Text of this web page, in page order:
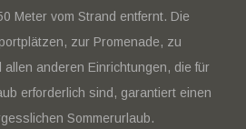
Meter vom Strand entfernt. Die
zur Promenade, zu
anderen Einrichtungen, die für
erforderlich sind, garantiert einen
Sommerurlaub.